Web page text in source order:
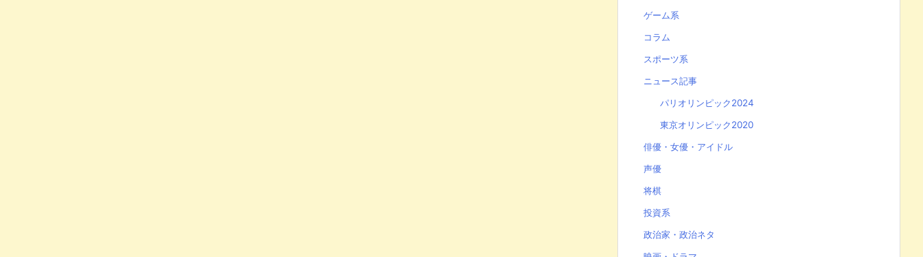
ゲーム系
コラム
スポーツ系
ニュース記事
パリオリンピック2024
東京オリンピック2020
俳優・女優・アイドル
声優
将棋
投資系
政治家・政治ネタ